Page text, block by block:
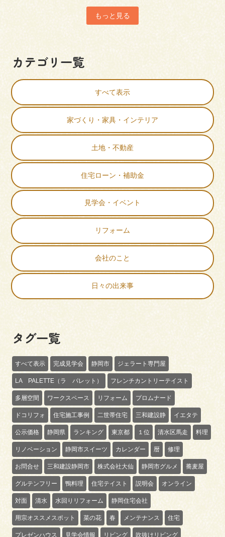
もっと見る
カテゴリ一覧
すべて表示
家づくり・家具・インテリア
土地・不動産
住宅ローン・補助金
見学会・イベント
リフォーム
会社のこと
日々の出来事
タグ一覧
すべて表示 完成見学会 静岡市 ジェラート専門屋
LA PALETTE（ラ パレット） フレンチカントリーテイスト
多層空間 ワークスペース リフォーム プロムナード
ドコリフォ 住宅施工事例 二世帯住宅 三和建設静 イエタテ
公示価格 静岡県 ランキング 東京都 １位 清水区馬走 料理
リノベーション 静岡市スイーツ カレンダー 暦 修理
お問合せ 三和建設静岡市 株式会社大仙 静岡市グルメ 蕎麦屋
グルテンフリー 鴨料理 住宅テイスト 説明会 オンライン
対面 清水 水回りリフォーム 静岡住宅会社
用宗オススメスポット 菜の花 春 メンテナンス 住宅
プレゼンハウス 見学会情報 リビング 吹抜けリビング